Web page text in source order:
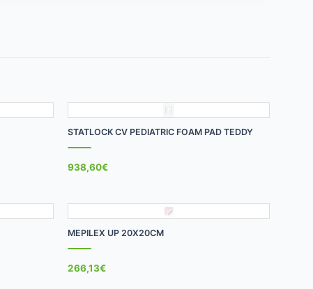
STATLOCK CV PEDIATRIC FOAM PAD TEDDY
938,60€
MEPILEX UP 20X20CM
266,13€